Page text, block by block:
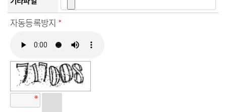
자동등록방지 *